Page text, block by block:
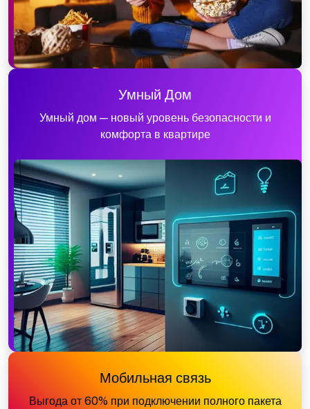
Умный Дом
Умный дом — новый уровень безопасности и
комфорта в квартире
Мобильная связь
Выгода от 60% при подключении полного пакета